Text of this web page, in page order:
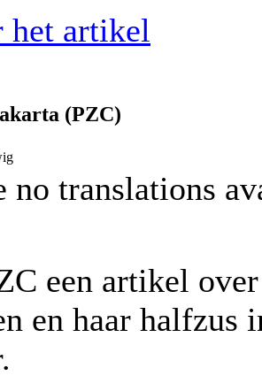
het artikel
(PZC)
no translations
een artikel
en haar halfzus